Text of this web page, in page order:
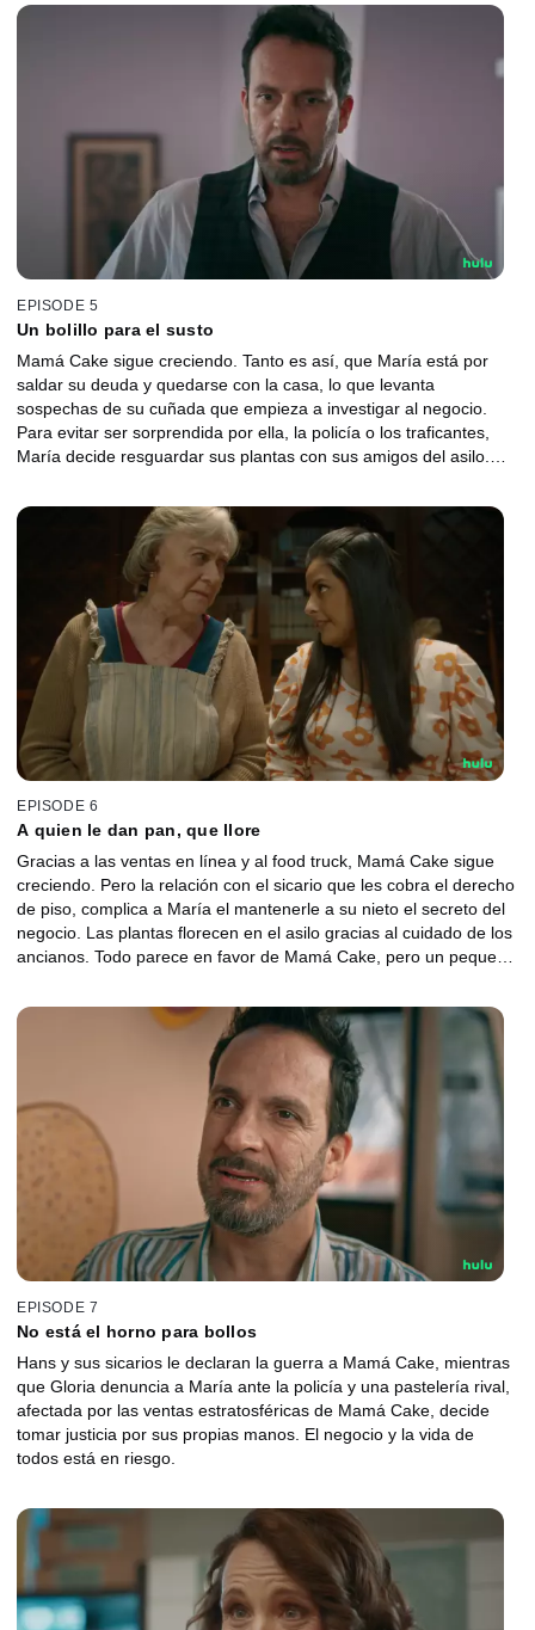
EPISODE 5
Un bolillo para el susto
Mamá Cake sigue creciendo. Tanto es así, que María está por
saldar su deuda y quedarse con la casa, lo que levanta
sospechas de su cuñada que empieza a investigar al negocio.
Para evitar ser sorprendida por ella, la policía o los traficantes,
María decide resguardar sus plantas con sus amigos del asilo.
EPISODE 6
A quien le dan pan, que llore
Gracias a las ventas en línea y al food truck, Mamá Cake sigue
creciendo. Pero la relación con el sicario que les cobra el derecho
de piso, complica a María el mantenerle a su nieto el secreto del
negocio. Las plantas florecen en el asilo gracias al cuidado de los
ancianos. Todo parece en favor de Mamá Cake, pero un pequeño
EPISODE 7
No está el horno para bollos
Hans y sus sicarios le declaran la guerra a Mamá Cake, mientras
que Gloria denuncia a María ante la policía y una pastelería rival,
afectada por las ventas estratosféricas de Mamá Cake, decide
tomar justicia por sus propias manos. El negocio y la vida de
todos está en riesgo.